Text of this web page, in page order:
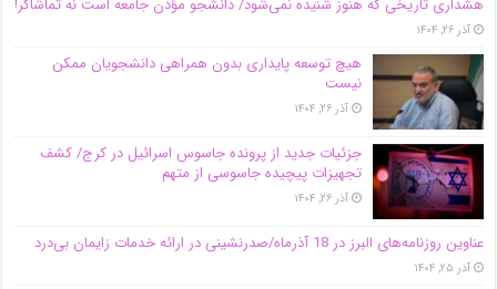
هشداری تاریخی که هنوز شنیده نمی‌شود/ دانشجو مؤذن جامعه است نه تماشاگر!
آذر ۲۶, ۱۴۰۴
هیچ توسعه پایداری بدون همراهی دانشجویان ممکن
نیست
آذر ۲۶, ۱۴۰۴
جزئیات جدید از پرونده جاسوس اسرائیل در کرج/‌ کشف
تجهیزات پیچیده جاسوسی از متهم
آذر ۲۶, ۱۴۰۴
عناوین روزنامه‌های البرز در ‌18 آذرماه/صدرنشینی در ارائه خدمات زایمان بی‌درد
آذر ۲۵, ۱۴۰۴